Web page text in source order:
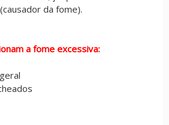
da fome).
a fome excessiva: